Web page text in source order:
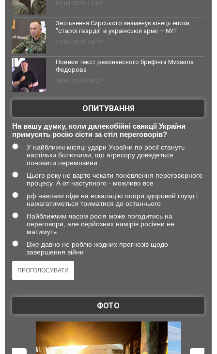
03.08.2026 13:02
Звільнення Сирського знаменує кінець епохи
"старої гвардії" в українській армії — NYT
23.07.2026 10:32
Повний текст резонансного брифінга Михайла
Федорова
18.07.2026 09:27
ОПИТУВАННЯ
На вашу думку, коли далекобійні санкції України
примусять росію сісти за стіл переговорів?
У найближчі місяці удари України по росії стануть
настільки болючими, що агресору доведеться
поновити перемовини
Цього року не варто чекати поновлення переговорного
процесу. А от наступного - можливо все
рф навпаки піде на ескалацію попри здоровий глузд і
намагатиметься триматися до останнього
Найближчим часом росія може погодитись на
переговори, але серйозних намірів росіяни не
матимуть
Вже давно не роблю жодних прогнозів щодо
завершення війни
ФОТО